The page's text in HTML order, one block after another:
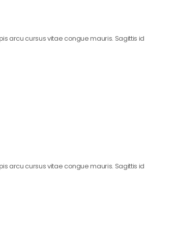
arcu cursus vitae congue mauris. Sagittis id
arcu cursus vitae congue mauris. Sagittis id